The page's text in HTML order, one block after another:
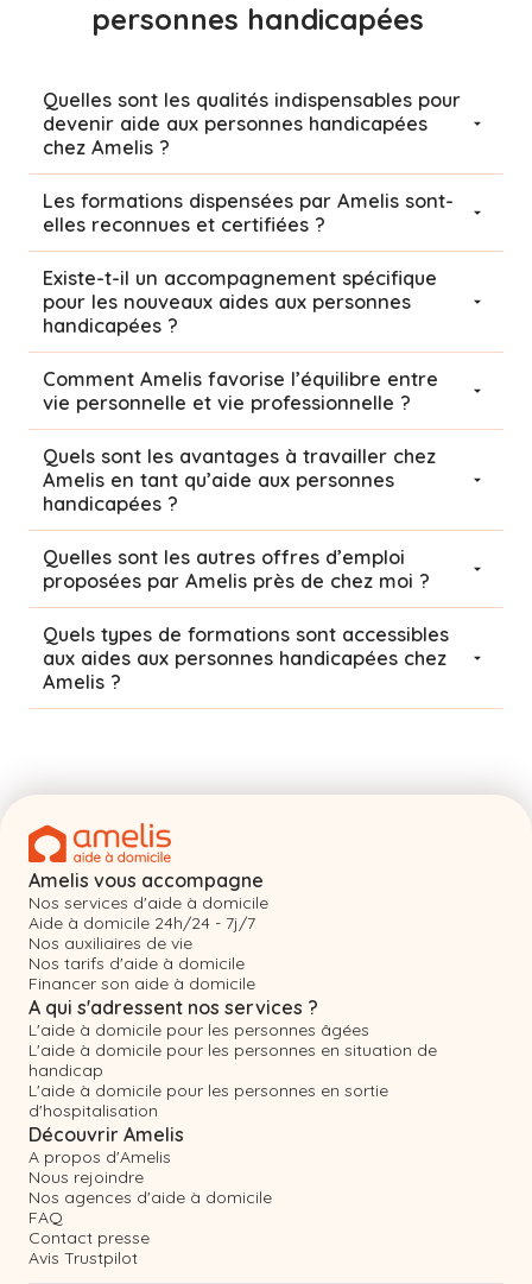
personnes handicapées
Quelles sont les qualités indispensables pour
devenir aide aux personnes handicapées
chez Amelis ?
Les formations dispensées par Amelis sont-
elles reconnues et certifiées ?
Existe-t-il un accompagnement spécifique
pour les nouveaux aides aux personnes
handicapées ?
Comment Amelis favorise l’équilibre entre
vie personnelle et vie professionnelle ?
Quels sont les avantages à travailler chez
Amelis en tant qu’aide aux personnes
handicapées ?
Quelles sont les autres offres d’emploi
proposées par Amelis près de chez moi ?
Quels types de formations sont accessibles
aux aides aux personnes handicapées chez
Amelis ?
Amelis vous accompagne
Nos services d'aide à domicile
Aide à domicile 24h/24 - 7j/7
Nos auxiliaires de vie
Nos tarifs d'aide à domicile
Financer son aide à domicile
A qui s'adressent nos services ?
L'aide à domicile pour les personnes âgées
L'aide à domicile pour les personnes en situation de
handicap
L'aide à domicile pour les personnes en sortie
d'hospitalisation
Découvrir Amelis
A propos d'Amelis
Nous rejoindre
Nos agences d'aide à domicile
FAQ
Contact presse
Avis Trustpilot